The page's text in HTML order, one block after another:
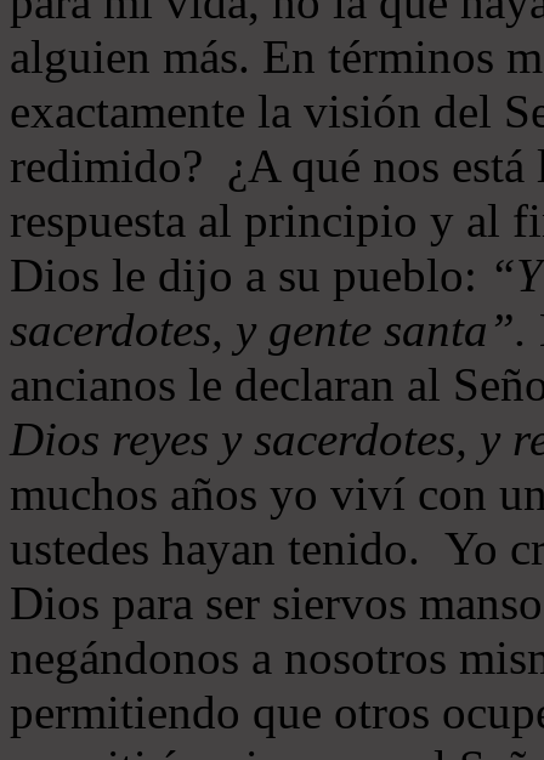
alguien más. En términos
exactamente la visión del
redimido? ¿A qué nos
respuesta al principio y al
Dios le dijo a su pueblo:
sacerdotes, y gente santa”.
ancianos le declaran al
Dios reyes y sacerdotes, y
muchos años yo viví con
ustedes hayan tenido. Yo
Dios para ser siervos
negándonos a nosotros
permitiendo que otros